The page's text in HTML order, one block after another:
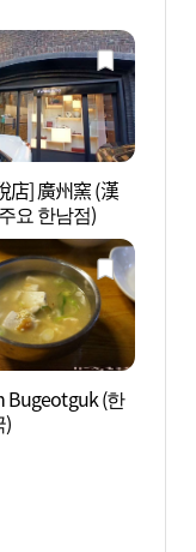
店] 廣州窯 (漢
요 한남점)
Bugeotguk (한
)